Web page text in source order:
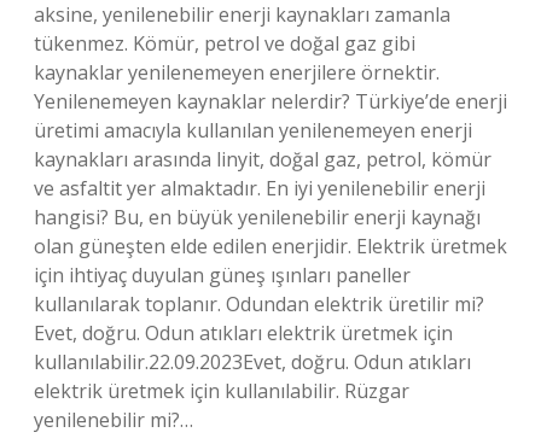
aksine, yenilenebilir enerji kaynakları zamanla
tükenmez. Kömür, petrol ve doğal gaz gibi
kaynaklar yenilenemeyen enerjilere örnektir.
Yenilenemeyen kaynaklar nelerdir? Türkiye’de enerji
üretimi amacıyla kullanılan yenilenemeyen enerji
kaynakları arasında linyit, doğal gaz, petrol, kömür
ve asfaltit yer almaktadır. En iyi yenilenebilir enerji
hangisi? Bu, en büyük yenilenebilir enerji kaynağı
olan güneşten elde edilen enerjidir. Elektrik üretmek
için ihtiyaç duyulan güneş ışınları paneller
kullanılarak toplanır. Odundan elektrik üretilir mi?
Evet, doğru. Odun atıkları elektrik üretmek için
kullanılabilir.22.09.2023Evet, doğru. Odun atıkları
elektrik üretmek için kullanılabilir. Rüzgar
yenilenebilir mi?…